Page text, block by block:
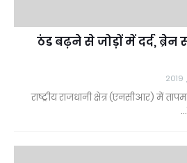
ठंड बढ़ने से जोड़ों में दर्द, ब्रेन
राष्ट्रीय राजधानी क्षेत्र (एनसीआर) में